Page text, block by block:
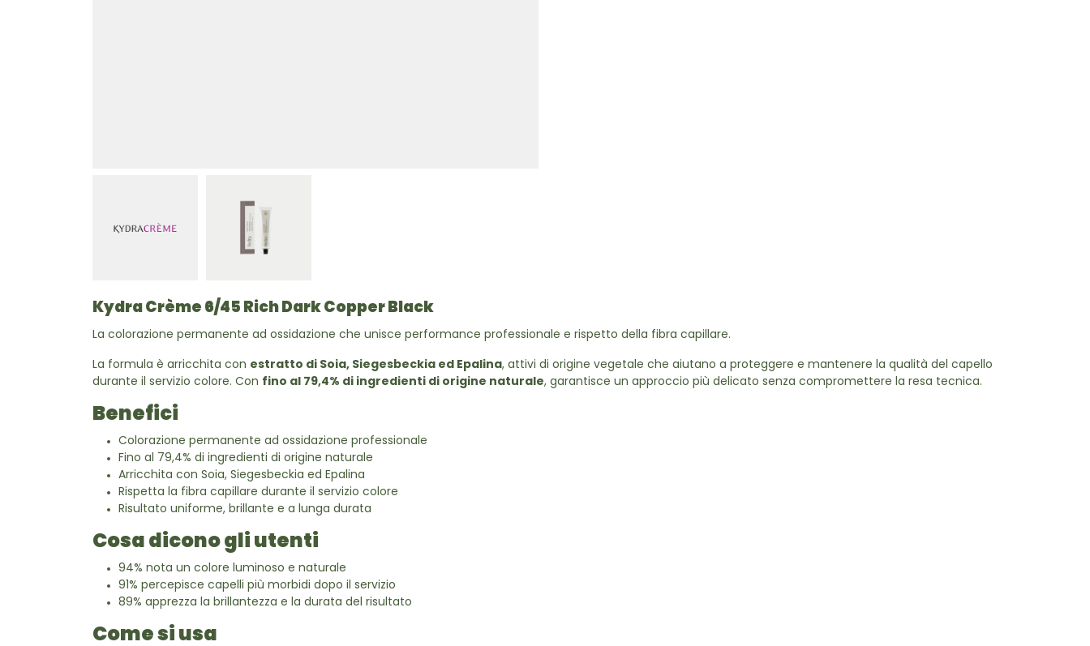
Kydra Crème 6/45 Rich Dark Copper Black
La colorazione permanente ad ossidazione che unisce performance professionale e rispetto della fibra capillare.
La formula è arricchita con estratto di Soia, Siegesbeckia ed Epalina, attivi di origine vegetale che aiutano a proteggere e mantenere la qualità del capello
durante il servizio colore. Con fino al 79,4% di ingredienti di origine naturale, garantisce un approccio più delicato senza compromettere la resa tecnica.
Benefici
Colorazione permanente ad ossidazione professionale
Fino al 79,4% di ingredienti di origine naturale
Arricchita con Soia, Siegesbeckia ed Epalina
Rispetta la fibra capillare durante il servizio colore
Risultato uniforme, brillante e a lunga durata
Cosa dicono gli utenti
94% nota un colore luminoso e naturale
91% percepisce capelli più morbidi dopo il servizio
89% apprezza la brillantezza e la durata del risultato
Come si usa